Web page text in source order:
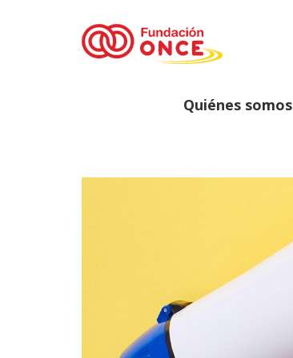
Quiénes somos